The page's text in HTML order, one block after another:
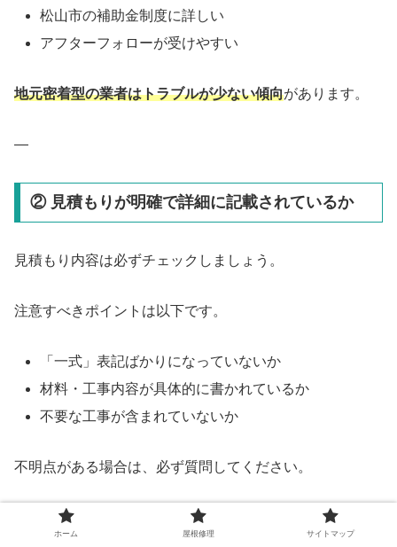
松山市の補助金制度に詳しい
アフターフォローが受けやすい
地元密着型の業者はトラブルが少ない傾向があります。
—
② 見積もりが明確で詳細に記載されているか
見積もり内容は必ずチェックしましょう。
注意すべきポイントは以下です。
「一式」表記ばかりになっていないか
材料・工事内容が具体的に書かれているか
不要な工事が含まれていないか
不明点がある場合は、必ず質問してください。
説明が曖昧な業者は避けるのが無難
ホーム 屋根修理 サイトマップ